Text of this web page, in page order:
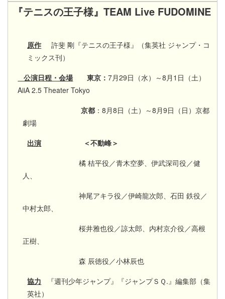
『テニスの王子様』TEAM Live FUDOMINE​
原作 許斐 剛『テニスの王子様』（集英社 ジャンプ・コ
ミックス刊）
公演日程・会場
東京：7月29日（水）～8月1日（土）
AiiA 2.5 Theater Tokyo
京都：8月8日（土）～8月9日（日）京都
劇場
出演
＜不動峰＞
橘 桔平役／青木空夢、伊武深司役／健
人、
神尾アキラ役／伊崎龍次郎、石田 鉄役／
中村太郎、
桜井雅也役／諒太郎、内村京介役／高根
正樹、
森 辰徳役／小林辰也
協力 『週刊少年ジャンプ』『ジャンプＳＱ.』編集部（集
英社）